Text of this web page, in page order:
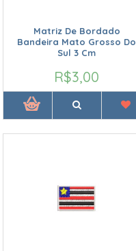
Matriz De Bordado
Bandeira Mato Grosso Do
Sul 3 Cm
R$3,00